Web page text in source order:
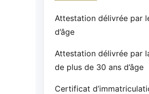
Attestation délivrée par
d’âge
Attestation délivrée par
de plus de 30 ans d’âge
Certificat